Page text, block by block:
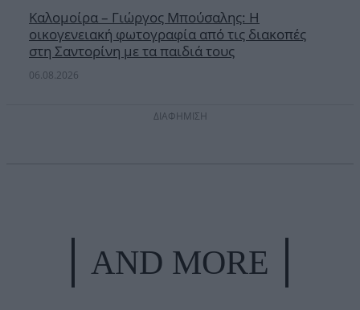
Καλομοίρα – Γιώργος Μπούσαλης: Η
οικογενειακή φωτογραφία από τις διακοπές
στη Σαντορίνη με τα παιδιά τους
06.08.2026
ΔΙΑΦΗΜΙΣΗ
AND MORE